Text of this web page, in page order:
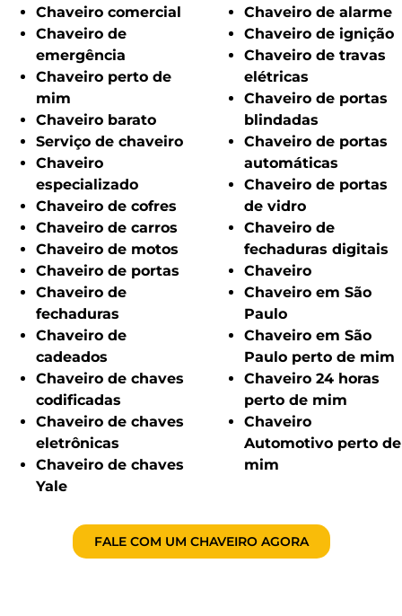
Chaveiro comercial
Chaveiro de
emergência
Chaveiro perto de
mim
Chaveiro barato
Serviço de chaveiro
Chaveiro
especializado
Chaveiro de cofres
Chaveiro de carros
Chaveiro de motos
Chaveiro de portas
Chaveiro de
fechaduras
Chaveiro de
cadeados
Chaveiro de chaves
codificadas
Chaveiro de chaves
eletrônicas
Chaveiro de chaves
Yale
Chaveiro de alarme
Chaveiro de ignição
Chaveiro de travas
elétricas
Chaveiro de portas
blindadas
Chaveiro de portas
automáticas
Chaveiro de portas
de vidro
Chaveiro de
fechaduras digitais
Chaveiro
Chaveiro em São
Paulo
Chaveiro em São
Paulo perto de mim
Chaveiro 24 horas
perto de mim
Chaveiro
Automotivo perto de
mim
FALE COM UM CHAVEIRO AGORA